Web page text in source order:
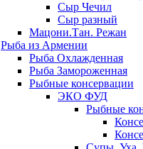
Сыр Чечил
Сыр разный
Мацони.Тан. Режан
Рыба из Армении
Рыба Охлажденная
Рыба Замороженная
Рыбные консервации
ЭКО ФУД
Рыбные